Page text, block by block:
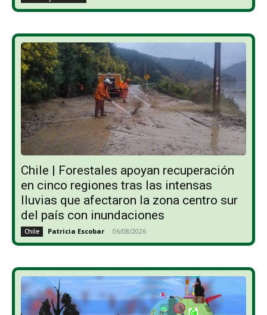
Chile | Forestales apoyan recuperación
en cinco regiones tras las intensas
lluvias que afectaron la zona centro sur
del país con inundaciones
Chile Patricia Escobar - 06/08/2026